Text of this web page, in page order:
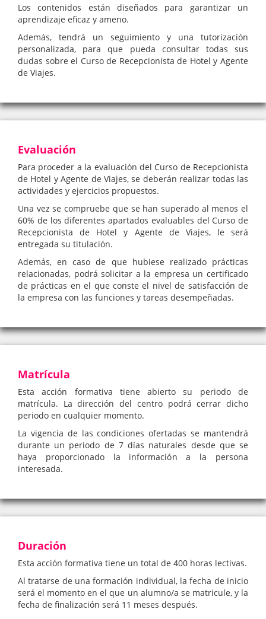
Los contenidos están diseñados para garantizar un
aprendizaje eficaz y ameno.
Además, tendrá un seguimiento y una tutorización
personalizada, para que pueda consultar todas sus
dudas sobre el Curso de Recepcionista de Hotel y Agente
de Viajes.
Evaluación
Para proceder a la evaluación del Curso de Recepcionista
de Hotel y Agente de Viajes, se deberán realizar todas las
actividades y ejercicios propuestos.
Una vez se compruebe que se han superado al menos el
60% de los diferentes apartados evaluables del Curso de
Recepcionista de Hotel y Agente de Viajes, le será
entregada su titulación.
Además, en caso de que hubiese realizado prácticas
relacionadas, podrá solicitar a la empresa un certificado
de prácticas en el que conste el nivel de satisfacción de
la empresa con las funciones y tareas desempeñadas.
Matrícula
Esta acción formativa tiene abierto su periodo de
matrícula. La dirección del centro podrá cerrar dicho
periodo en cualquier momento.
La vigencia de las condiciones ofertadas se mantendrá
durante un periodo de 7 días naturales desde que se
haya proporcionado la información a la persona
interesada.
Duración
Esta acción formativa tiene un total de 400 horas lectivas.
Al tratarse de una formación individual, la fecha de inicio
será el momento en el que un alumno/a se matricule, y la
fecha de finalización será 11 meses después.